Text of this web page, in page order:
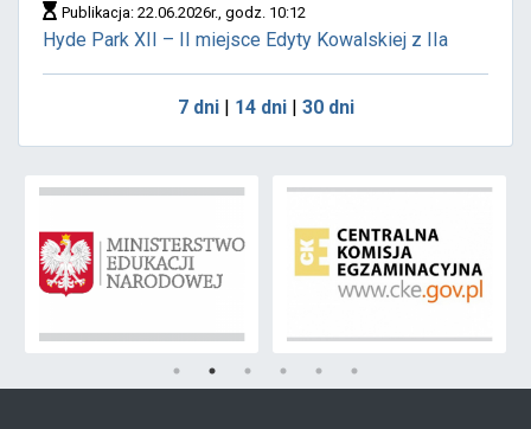
Publikacja: 22.06.2026r., godz. 10:12
Hyde Park XII – II miejsce Edyty Kowalskiej z IIa
7 dni| 14 dni| 30 dni